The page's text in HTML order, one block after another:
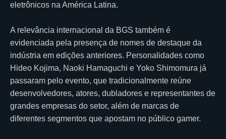
eletrônicos na América Latina.
A relevância internacional da BGS também é
evidenciada pela presença de nomes de destaque da
indústria em edições anteriores. Personalidades como
Hideo Kojima, Naoki Hamaguchi e Yoko Shimomura já
passaram pelo evento, que tradicionalmente reúne
desenvolvedores, atores, dubladores e representantes de
grandes empresas do setor, além de marcas de
diferentes segmentos que apostam no público gamer.